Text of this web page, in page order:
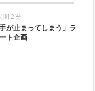
間 2 分
が止まってしまう」ラ
ト企画